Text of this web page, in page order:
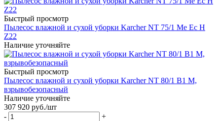
Быстрый просмотр
Пылесос влажной и сухой уборки Karcher NT 75/1 Me Ec H
Z22
Наличие уточняйте
Быстрый просмотр
Пылесос влажной и сухой уборки Karcher NT 80/1 B1 М,
взрывобезопасный
Наличие уточняйте
307 920 руб./шт
-
+